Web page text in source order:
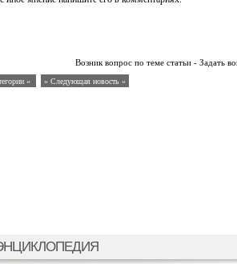
Возник вопрос по теме статьи - Задать
« » Следующая новость »